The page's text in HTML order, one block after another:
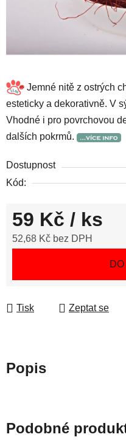
Jemné nitě z ostrých
esteticky a dekorativně. V
Vhodné i pro povrchovou
dalších pokrmů.
Dostupnost
Kód:
59 Kč / ks
52,68 Kč bez DPH
Tisk Zeptat se
Popis
Podobné